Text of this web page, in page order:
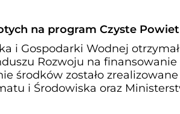
na program Czyste
i Gospodarki Wodnej otrzymał
Rozwoju na finansowanie
środków zostało
i Środowiska oraz